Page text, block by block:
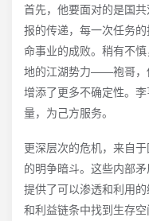
首先，他要面对的是国
报的传递，每一次任务
命事业的成败。稍有不
地的江湖势力——袍哥，
增添了更多不确定性。
量，为己方服务。
更深层次的危机，来自
的明争暗斗。这些内部
提供了可以渗透和利用
和利益链条中找到生存